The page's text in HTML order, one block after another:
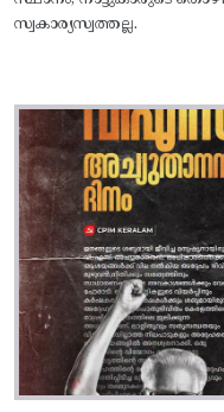
സ്വകാര്യസ്വത്തല്ല.